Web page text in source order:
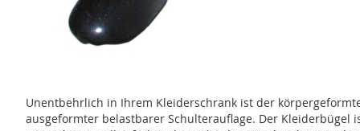
der
Bildergalerie
Unentbehrlich in Ihrem Kleiderschrank ist der
ausgeformter belastbarer Schulterauflage. Der